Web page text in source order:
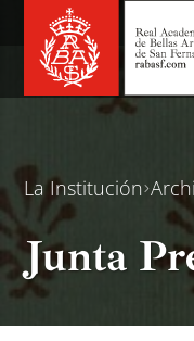
contenido
La Institución
Junta